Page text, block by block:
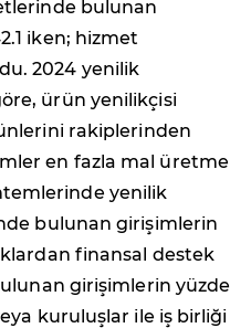
bulunan
iken; hizmet
2024 yenilik
ürün yenilikçisi
rakiplerinden
en fazla mal üretme
yenilik
bulunan girişimlerin
finansal destek
girişimlerin yüzde
kuruluşlar ile iş birliği